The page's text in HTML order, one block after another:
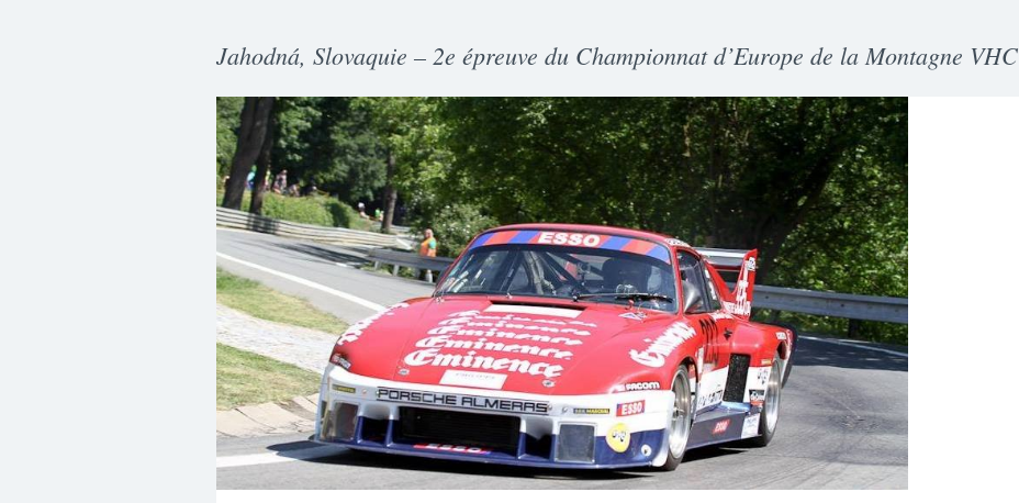
Jahodná, Slovaquie – 2e épreuve du Championnat d’Europe de la Montagne VHC